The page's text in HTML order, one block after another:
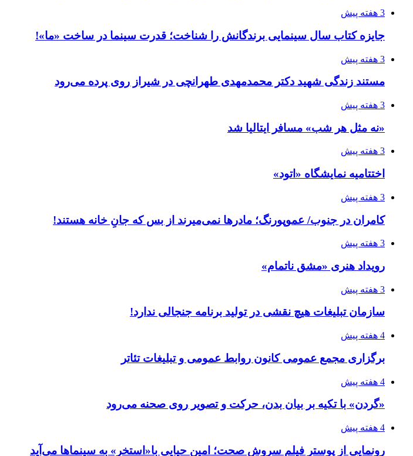
3 هفته پیش
جایزه کتاب سال سینمایی برندگانش را شناخت؛ قدرت سینما در ساخت «ما»!
3 هفته پیش
مستند زندگی شهید دکتر محمدمهدی طهرانچی در شیراز روی پرده می‌رود
3 هفته پیش
«نه مثل هر شب» مسافر ایتالیا شد
3 هفته پیش
اختتامیه نمایشگاه «اتود»
3 هفته پیش
کامران در جنوب/ عموپورنگ؛ مادرها نمی‌میرند از بس که جانِ خانه هستند!
3 هفته پیش
رویداد هنری «مشق ناتمام»
3 هفته پیش
سازمان تبلیغات هیچ نقشی در تولید برنامه جنجالی ندارد!
4 هفته پیش
برگزاری مجمع عمومی کانون روابط عمومی و تبلیغات تئاتر
4 هفته پیش
«گردن» با تکیه بر بیان بدن، حرکت و تصویر روی صحنه می‌رود
4 هفته پیش
رونمایی از پوستر فیلم سروش صحت؛ امین حیایی با«استخر» به سینماها می‌آید